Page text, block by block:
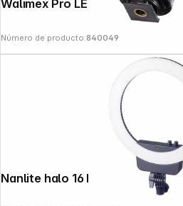
Número de producto:840049
Nanlite halo 16 Portrait Ring Light